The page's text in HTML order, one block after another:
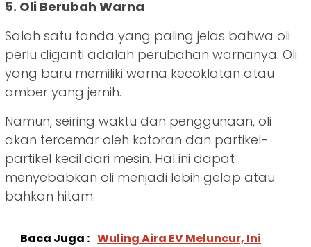
5. Oli Berubah Warna
Salah satu tanda yang paling jelas bahwa oli
perlu diganti adalah perubahan warnanya. Oli
yang baru memiliki warna kecoklatan atau
amber yang jernih.
Namun, seiring waktu dan penggunaan, oli
akan tercemar oleh kotoran dan partikel-
partikel kecil dari mesin. Hal ini dapat
menyebabkan oli menjadi lebih gelap atau
bahkan hitam.
Baca Juga : Wuling Aira EV Meluncur, Ini